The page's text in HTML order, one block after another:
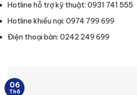
Hotline hỗ trợ kỹ thuật: 0931 741 555
Hotline khiếu nại: 0974 799 699
Điện thoại bàn: 0242 249 699
06
Th6